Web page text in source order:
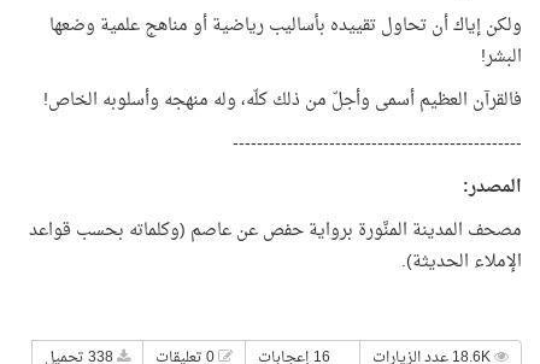
ولكن إياك أن تحاول تقييده بأساليب رياضية أو مناهج علمية وضعها
البشر!
فالقرآن العظيم أسمى وأجلّ من ذلك كلّه، وله منهجه وأسلوبه الخاص!
------------------------------------------------
المصدر:
مصحف المدينة المنَّورة برواية حفص عن عاصم (وكلماته بحسب قواعد
الإملاء الحديثة).
16 إعجابات